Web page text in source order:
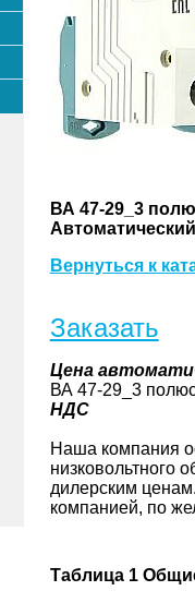
ВА 47-29_3
Вернуться к
Заказать
Цена
ВА 47-29_3
НДС
Наша компания
низковольтного
дилерским
компанией, по
Таблица 1